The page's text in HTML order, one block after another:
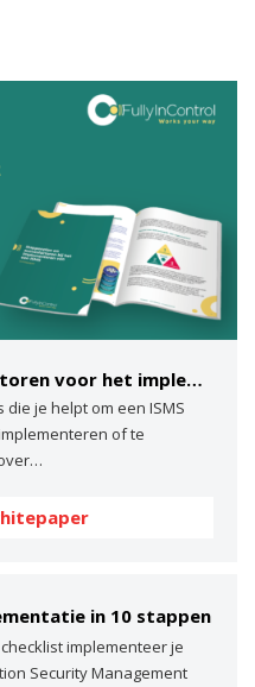
Stappenplan en Succesfactoren voor het implementeren van een ISMS
je helpt om een ISMS
of te
in 10 stappen
implementeer je
Security Management